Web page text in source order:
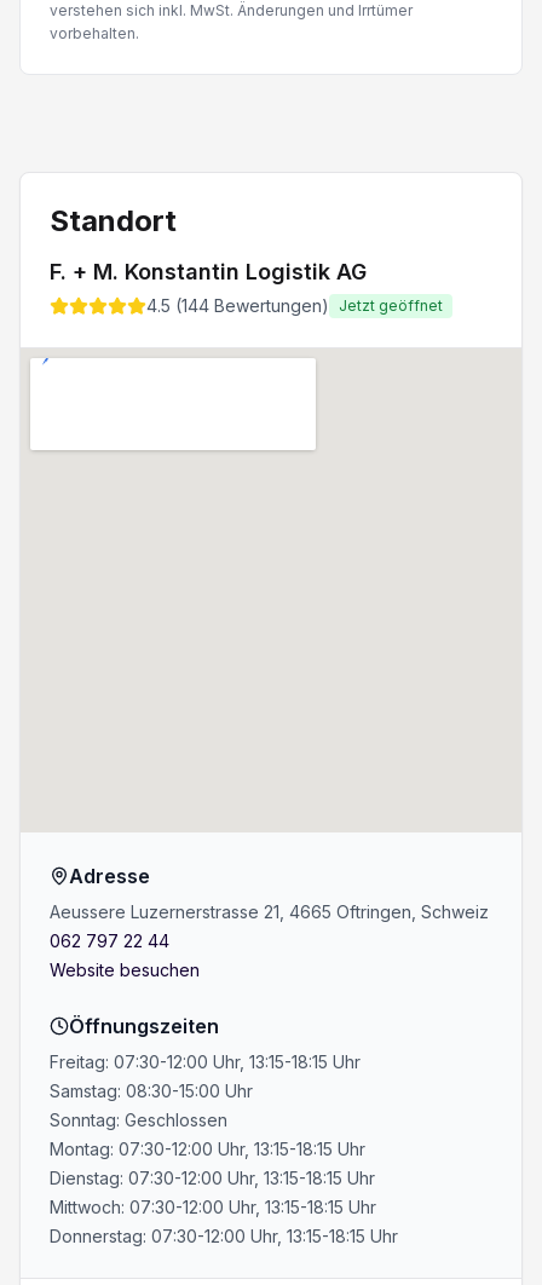
verstehen sich inkl. MwSt. Änderungen und Irrtümer
vorbehalten.
Standort
F. + M. Konstantin Logistik AG
4.5 (144 Bewertungen) Jetzt geöffnet
Adresse
Aeussere Luzernerstrasse 21, 4665 Oftringen, Schweiz
062 797 22 44
Website besuchen
Öffnungszeiten
Freitag: 07:30-12:00 Uhr, 13:15-18:15 Uhr
Samstag: 08:30-15:00 Uhr
Sonntag: Geschlossen
Montag: 07:30-12:00 Uhr, 13:15-18:15 Uhr
Dienstag: 07:30-12:00 Uhr, 13:15-18:15 Uhr
Mittwoch: 07:30-12:00 Uhr, 13:15-18:15 Uhr
Donnerstag: 07:30-12:00 Uhr, 13:15-18:15 Uhr